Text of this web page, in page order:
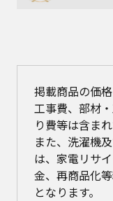
掲載商品の価
工事費、部材
り費等は含ま
また、洗濯機
は、家電リサ
金、再商品化
となります。